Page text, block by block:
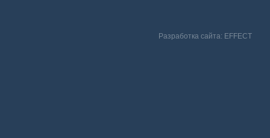
Разработка сайта: EFFECT